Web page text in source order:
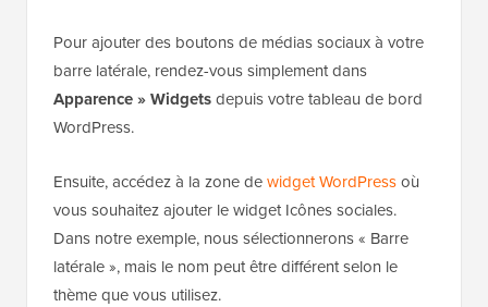
Pour ajouter des boutons de médias sociaux à votre
barre latérale, rendez-vous simplement dans
Apparence » Widgetsdepuis votre tableau de bord
WordPress.
Ensuite, accédez à la zone dewidget WordPressoù
vous souhaitez ajouter le widget Icônes sociales.
Dans notre exemple, nous sélectionnerons « Barre
latérale », mais le nom peut être différent selon le
thème que vous utilisez.